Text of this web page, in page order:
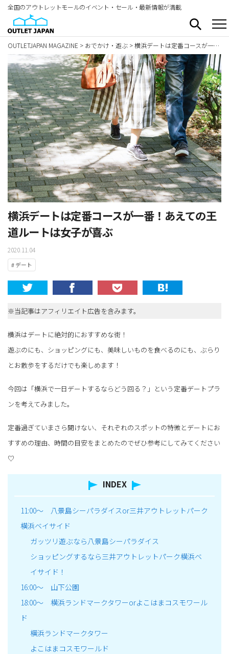
全国のアウトレットモールのイベント・セール・最新情報が満載
OUTLETJAPAN MAGAZINE > おでかけ・遊ぶ >横浜デートは定番コースが一番！あえての王道ルートは女子が喜ぶ
横浜デートは定番コースが一番！あえての王
道ルートは女子が喜ぶ
2020.11.04
# デート
※当記事はアフィリエイト広告を含みます。
横浜はデートに絶対的におすすめな街！
遊ぶのにも、ショッピングにも、美味しいものを食べるのにも、ぶらり
とお散歩をするだけでも楽しめます！
今回は「横浜で一日デートするならどう回る？」という定番デートプラ
ンを考えてみました。
定番過ぎていまさら聞けない、それぞれのスポットの特徴とデートにお
すすめの理由、時間の目安をまとめたのでぜひ参考にしてみてください
♡
INDEX
11:00～ 八景島シーパラダイスor三井アウトレットパーク
横浜ベイサイド
ガッツリ遊ぶなら八景島シーパラダイス
ショッピングするなら三井アウトレットパーク横浜ベ
イサイド！
16:00～ 山下公園
18:00～ 横浜ランドマークタワーorよこはまコスモワール
ド
横浜ランドマークタワー
よこはまコスモワールド